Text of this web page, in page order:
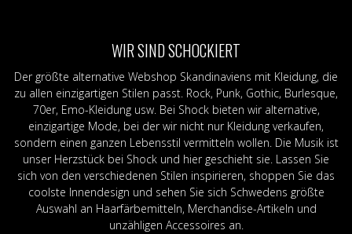
WIR SIND SCHOCKIERT
Der größte alternative Webshop Skandinaviens mit Kleidung, die
zu allen einzigartigen Stilen passt. Rock, Punk, Gothic, Burlesque,
70er, Emo-Kleidung usw. Bei Shock bieten wir alternative,
einzigartige Mode, bei der wir nicht nur Kleidung verkaufen,
sondern einen ganzen Lebensstil vermitteln wollen. Die Musik ist
unser Herzstück bei Shock und hier geschieht sie. Lassen Sie
sich von den verschiedenen Stilen inspirieren, shoppen Sie das
coolste Innendesign und sehen Sie sich Schwedens größte
Auswahl an Haarfärbemitteln, Merchandise-Artikeln und
unzähligen Accessoires an.